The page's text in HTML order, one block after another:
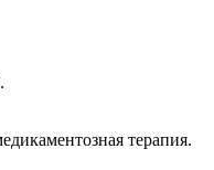
терапия.